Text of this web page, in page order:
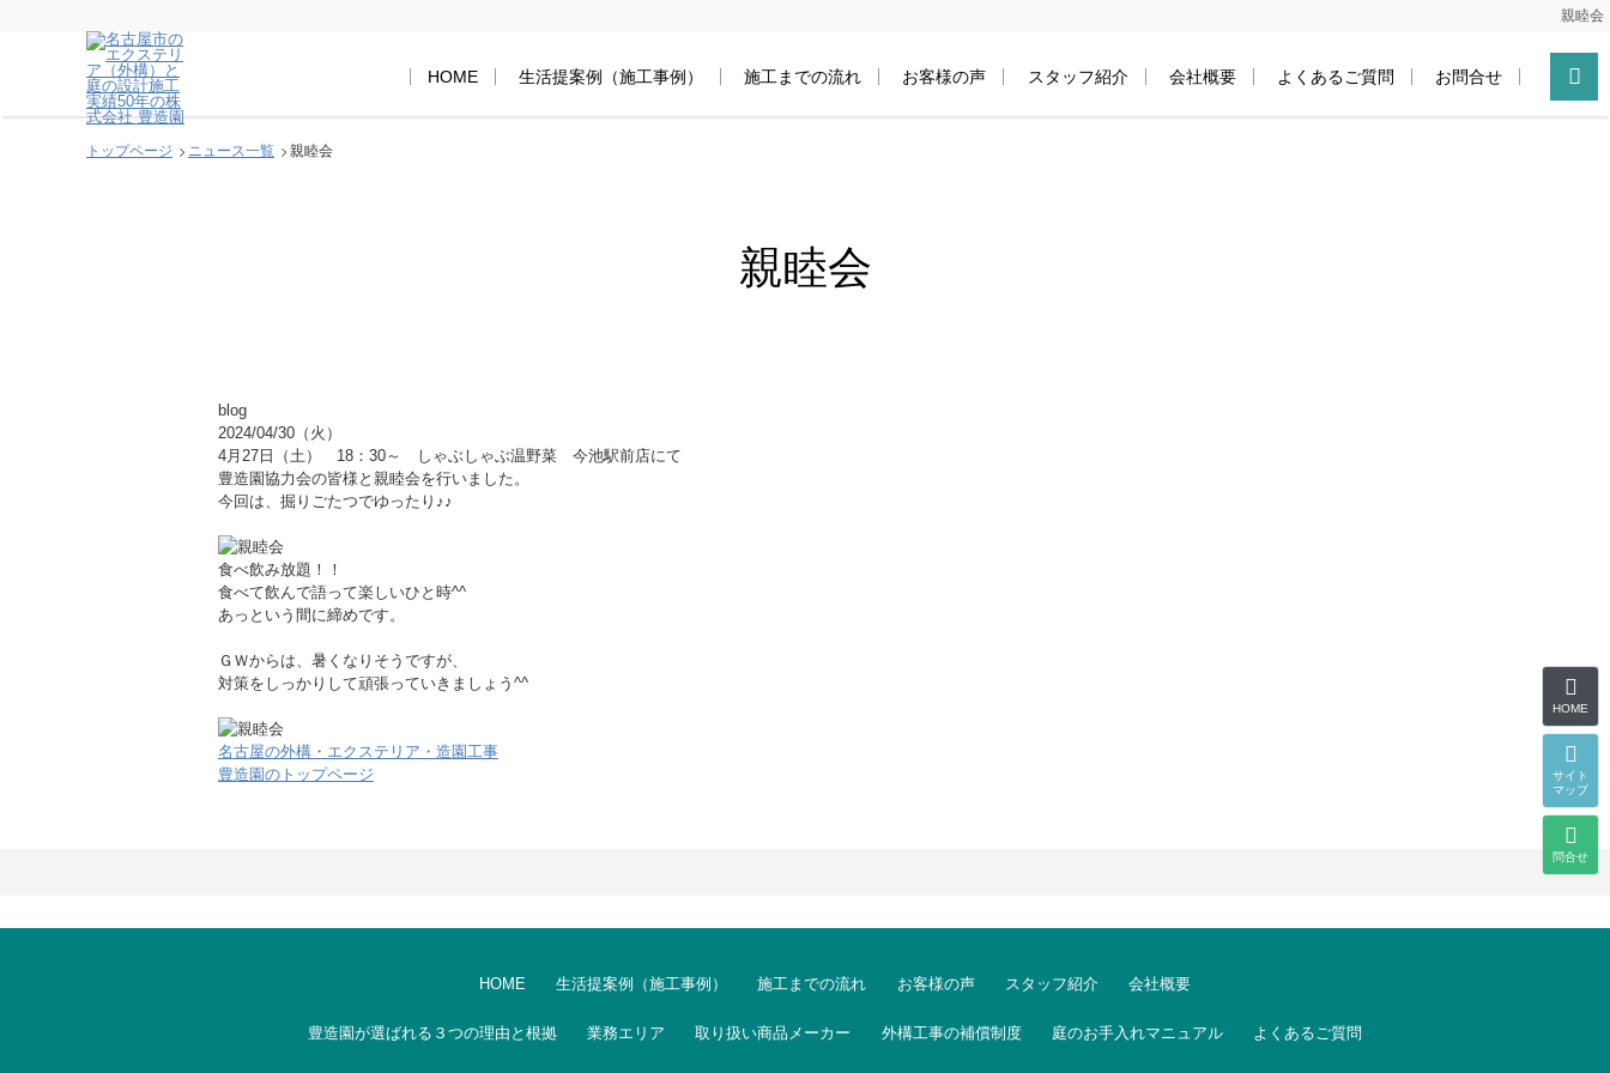
親睦会
HOME 生活提案例（施工事例） 施工までの流れ お客様の声 スタッフ紹介 会社概要 よくあるご質問 お問合せ
トップページ ニュース一覧 親睦会
親睦会
blog
2024/04/30（火）
4月27日（土） 18：30～ しゃぶしゃぶ温野菜 今池駅前店にて
豊造園協力会の皆様と親睦会を行いました。
今回は、掘りごたつでゆったり♪♪
食べ飲み放題！！
食べて飲んで語って楽しいひと時^^
あっという間に締めです。
ＧＷからは、暑くなりそうですが、
対策をしっかりして頑張っていきましょう^^
名古屋の外構・エクステリア・造園工事
豊造園のトップページ
HOME 生活提案例（施工事例） 施工までの流れ お客様の声 スタッフ紹介 会社概要
豊造園が選ばれる３つの理由と根拠 業務エリア 取り扱い商品メーカー 外構工事の補償制度 庭のお手入れマニュアル よくあるご質問
HOME
サイト
マップ
問合せ